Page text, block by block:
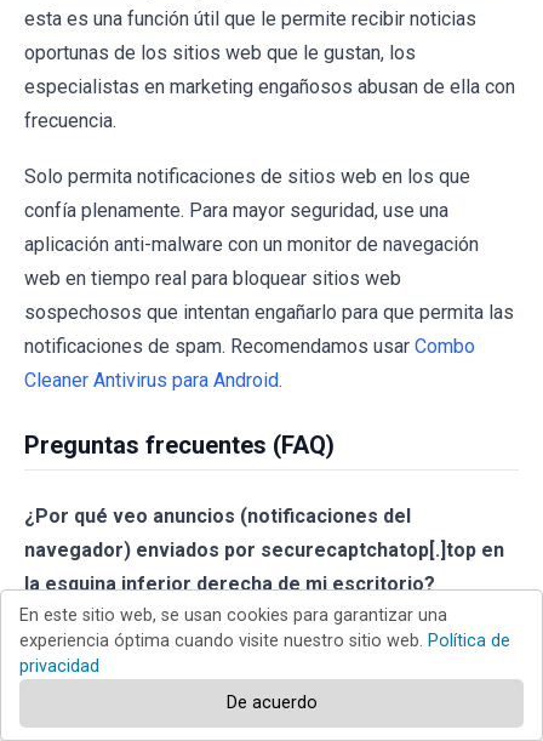
esta es una función útil que le permite recibir noticias
oportunas de los sitios web que le gustan, los
especialistas en marketing engañosos abusan de ella con
frecuencia.
Solo permita notificaciones de sitios web en los que
confía plenamente. Para mayor seguridad, use una
aplicación anti-malware con un monitor de navegación
web en tiempo real para bloquear sitios web
sospechosos que intentan engañarlo para que permita las
notificaciones de spam. Recomendamos usar Combo
Cleaner Antivirus para Android.
Preguntas frecuentes (FAQ)
¿Por qué veo anuncios (notificaciones del
navegador) enviados por securecaptchatop[.]top en
la esquina inferior derecha de mi escritorio?
Securecaptchatop[.]top envía notificaciones porque se
le ha concedido permiso para hacerlo. Este permiso se
ha concedido haciendo clic en el botón "Permitir" o
En este sitio web, se usan cookies para garantizar una
experiencia óptima cuando visite nuestro sitio web. Política de
privacidad
De acuerdo